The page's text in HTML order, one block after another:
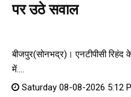
पर उठे सवाल
बीजपुर(सोनभद्र)। एनटीपीसी
में....
Saturday 08-08-2026 5:12